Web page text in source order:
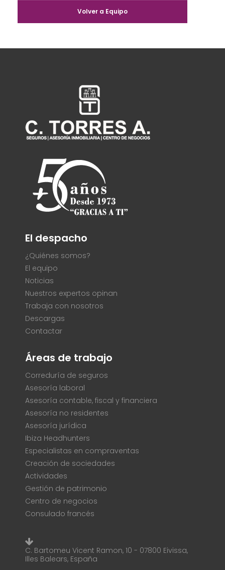
Volver a Equipo
El despacho
¿Quiénes somos?
El equipo
Noticias
Nuestros expertos opinan
Trabaja con nosotros
Descargas
Contactar
Áreas de trabajo
Correduría de seguros
Asesoría laboral
Asesoría contable, fiscal y financiera
Asesoría no residentes
Asesoría jurídica
Ibiza Headhunters
Especialistas en compraventas
Creación de sociedades
Actividades
Gestión de patrimonio
Centro de negocios
Consulado francés
C. Bartomeu Vicent Ramon, 10 - 07800 Eivissa,
Illes Balears, España